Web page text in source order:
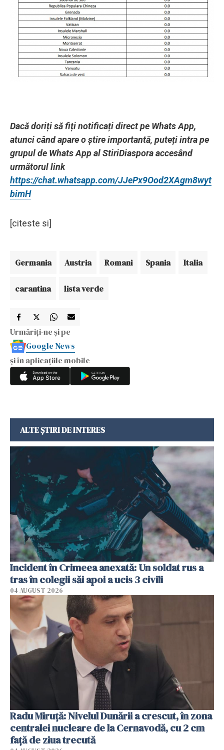
Dacă doriți să fiți notificați direct pe Whats App,
atunci când apare o știre importantă, puteți intra pe
grupul de Whats App al StiriDiaspora accesând
următorul link
https://chat.whatsapp.com/JJePx9Ood2XAgm8wyt
bimH
[citeste si]
Germania Austria Romani Spania Italia
carantina lista verde
Urmăriți-ne și pe
Google News
și în aplicațiile mobile
ALTE ȘTIRI DE INTERES
Incident în Crimeea anexată: Un soldat rus a
tras în colegii săi apoi a ucis 3 civili
04 AUGUST 2026
Radu Miruţă: Nivelul Dunării a crescut, în zona
centralei nucleare de la Cernavodă, cu 2 cm
faţă de ziua trecută